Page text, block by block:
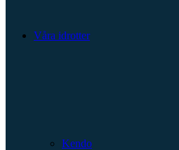
Våra idrotter
Kendo